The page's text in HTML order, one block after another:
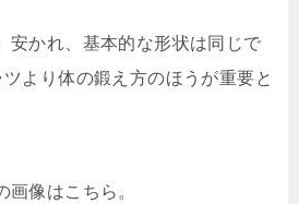
安かれ、基本的な形状は同じで
より体の鍛え方のほうが重要と
像はこちら。